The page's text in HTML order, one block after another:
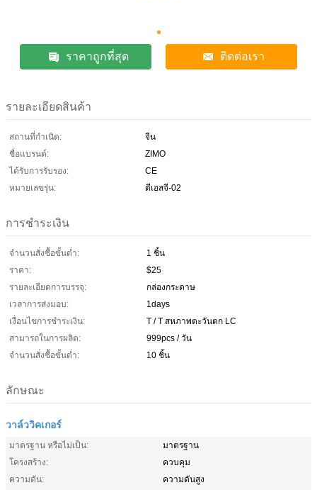
ราคาถูกที่สุด ติดต่อเรา
รายละเอียดสินค้า
สถานที่กำเนิด:
จีน
ชื่อแบรนด์:
ZIMO
ได้รับการรับรอง:
CE
หมายเลขรุ่น:
ดีเอสจี-02
การชำระเงิน
จำนวนสั่งซื้อขั้นต่ำ:
1 ชิ้น
ราคา:
$25
รายละเอียดการบรรจุ:
กล่องกระดาษ
เวลาการส่งมอบ:
1days
เงื่อนไขการชำระเงิน:
T / T สหภาพตะวันตก LC
สามารถในการผลิต:
999pcs / วัน
จำนวนสั่งซื้อขั้นต่ำ:
10 ชิ้น
ลักษณะ
วาล์ววิคเกอร์
มาตรฐาน หรือไม่เป็น:
มาตรฐาน
โครงสร้าง:
ควบคุม
ความดัน:
ความดันสูง